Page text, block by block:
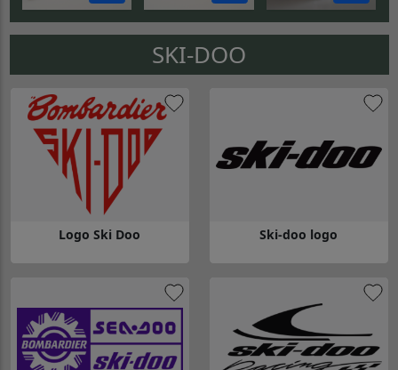
SKI-DOO
Logo Ski Doo Ski-doo logo